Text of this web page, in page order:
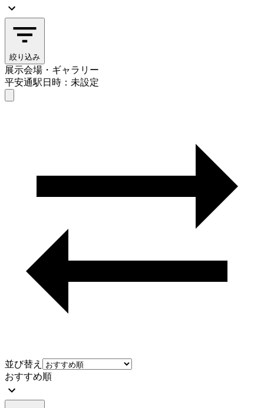
絞り込み
展示会場・ギャラリー
平安通駅日時：未設定
並び替え
おすすめ順